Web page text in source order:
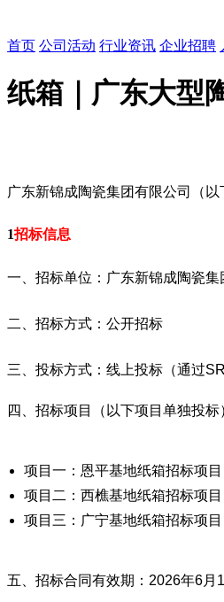
首页 公司活动 行业资讯 企业招聘
纸箱｜广东大型
广东新锦成陶瓷集团有限公司 （
1招标信息
一、招标单位：广东新锦成陶瓷集
二、招标方式：公开招标
三、投标方式：线上投标（通过
四、招标项目（以下项目单独投标
项目一：恩平基地纸箱招标项目
项目二：西樵基地纸箱招标项目
项目三：广宁基地纸箱招标项目
五、招标合同有效期：2026年6月